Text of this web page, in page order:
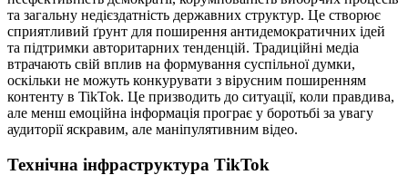
та загальну недієздатність державних структур. Це створює
сприятливий ґрунт для поширення антидемократичних ідей
та підтримки авторитарних тенденцій. Традиційні медіа
втрачають свій вплив на формування суспільної думки,
оскільки не можуть конкурувати з вірусним поширенням
контенту в TikTok. Це призводить до ситуації, коли правдива,
але менш емоційна інформація програє у боротьбі за увагу
аудиторії яскравим, але маніпулятивним відео.
Технічна інфраструктура TikTok